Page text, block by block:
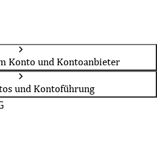
Konto und Kontoanbieter
und Kontoführung